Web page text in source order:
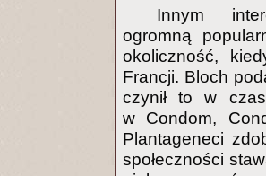
Innym
ogromną
okoliczność,
Francji. Bloch
czynił to w
w Condom,
Plantageneci
społeczności